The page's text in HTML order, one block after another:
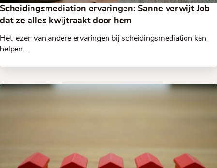
Scheidingsmediation ervaringen: Sanne verwijt Job
dat ze alles kwijtraakt door hem
Het lezen van andere ervaringen bij scheidingsmediation kan
helpen...